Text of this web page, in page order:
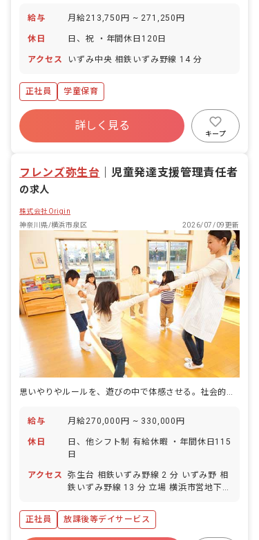
給与 月給213,750円 ~ 271,250円
休日 日、祝 ・年間休日120日
アクセス いずみ中央 相鉄いずみ野線 14 分
正社員 学童保育
詳しく見る
キープ
フレンズ弥生台 ｜児童発達支援管理責任者
の求人
株式会社Origin
神奈川県/横浜市泉区
2026/07/09更新
思いやりやルールを、遊びの中で体感させる。社会的自立という目標へ、一緒に歩む療育です。
給与 月給270,000円 ~ 330,000円
休日
日、他シフト制 有給休暇 ・年間休日115
日
アクセス
弥生台 相鉄いずみ野線 2 分 いずみ野 相
鉄いずみ野線 13 分 立場 横浜市営地下鉄
野線 23 分 中田（神奈川） 横浜市営地下
鉄ブルーライン 24 分
正社員 放課後等デイサービス